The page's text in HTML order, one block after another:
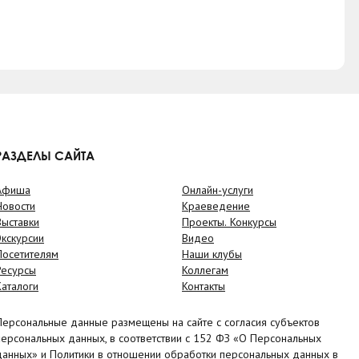
САЙТА
Онлайн-услуги
Краеведение
Проекты. Конкурсы
Видео
Наши клубы
Коллегам
Контакты
данные размещены на сайте с согласия субъектов
данных, в соответствии с 152 ФЗ «О Персональных
и Политики в отношении обработки персональных данных в